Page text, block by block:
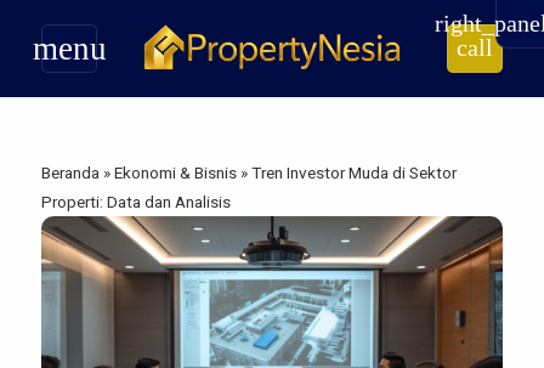
menu call
Beranda »Ekonomi & Bisnis »Tren Investor Muda di Sektor
Properti: Data dan Analisis